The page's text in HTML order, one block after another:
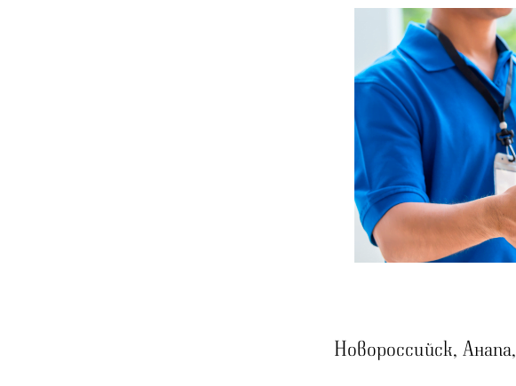
Новороссийск,